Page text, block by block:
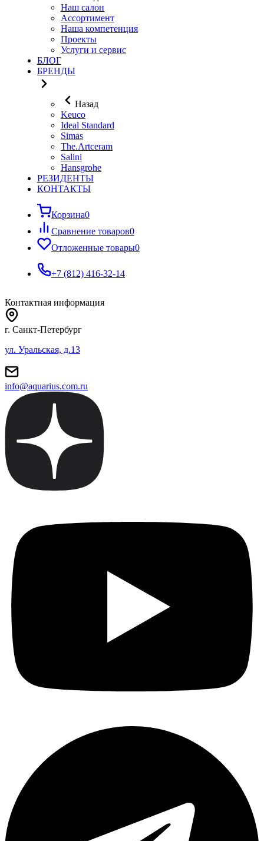
Наш салон
Ассортимент
Наша компетенция
Проекты
Услуги и сервис
БЛОГ
БРЕНДЫ
Назад
Keuco
Ideal Standard
Simas
The.Artceram
Salini
Hansgrohe
РЕЗИДЕНТЫ
КОНТАКТЫ
Корзина0
Сравнение товаров0
Отложенные товары0
+7 (812) 416-32-14
Контактная информация
г. Санкт-Петербург
ул. Уральская, д.13
info@aquarius.com.ru